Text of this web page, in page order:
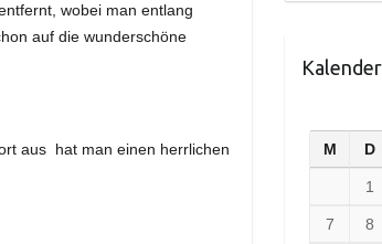
wobei man entlang
auf die wunderschöne
aus hat man einen herrlichen
Kalender
M D
1
7 8